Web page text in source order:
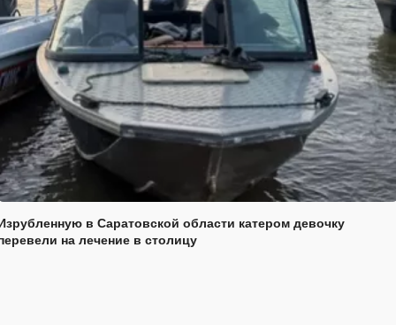
в Саратовской области катером девочку
на лечение в столицу